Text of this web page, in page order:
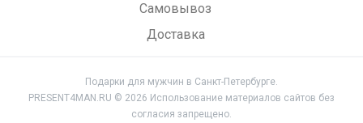
Самовывоз
Доставка
Подарки для мужчин в Санкт-Петербурге.
PRESENT4MAN.RU © 2026 Использование материалов сайтов без
согласия запрещено.